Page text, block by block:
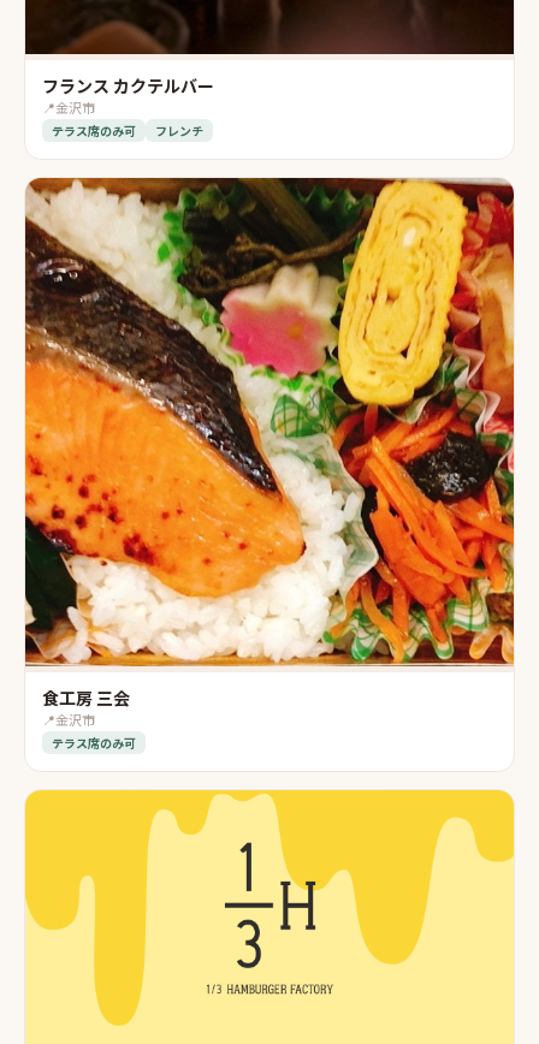
フランス カクテルバー
📍金沢市
テラス席のみ可 フレンチ
食工房 三会
📍金沢市
テラス席のみ可